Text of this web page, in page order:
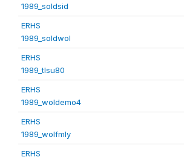
1989_soldsid
ERHS
1989_soldwol
ERHS
1989_tlsu80
ERHS
1989_woldemo4
ERHS
1989_wolfmly
ERHS